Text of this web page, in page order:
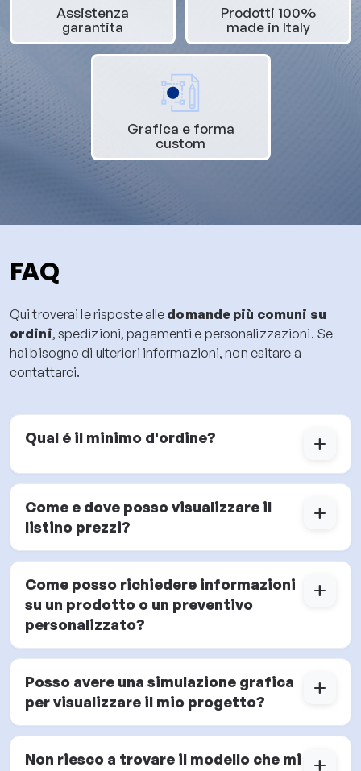
Assistenza
garantita
Prodotti 100%
made in Italy
Grafica e forma
custom
FAQ
Qui troverai le risposte alle domande più comuni su
ordini, spedizioni, pagamenti e personalizzazioni. Se
hai bisogno di ulteriori informazioni, non esitare a
contattarci.
Qual é il minimo d'ordine? add
Come e dove posso visualizzare il
listino prezzi?
add
Come posso richiedere informazioni
su un prodotto o un preventivo
personalizzato?
add
Posso avere una simulazione grafica
per visualizzare il mio progetto?
add
Non riesco a trovare il modello che mi
add